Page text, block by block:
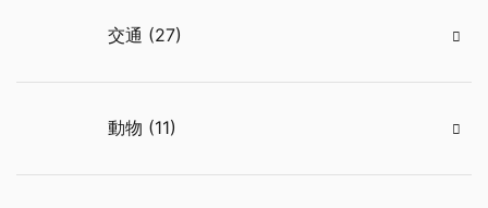
交通 (27)
動物 (11)